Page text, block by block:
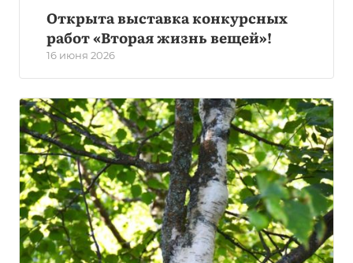
Открыта выставка конкурсных
работ «Вторая жизнь вещей»!
16 июня 2026